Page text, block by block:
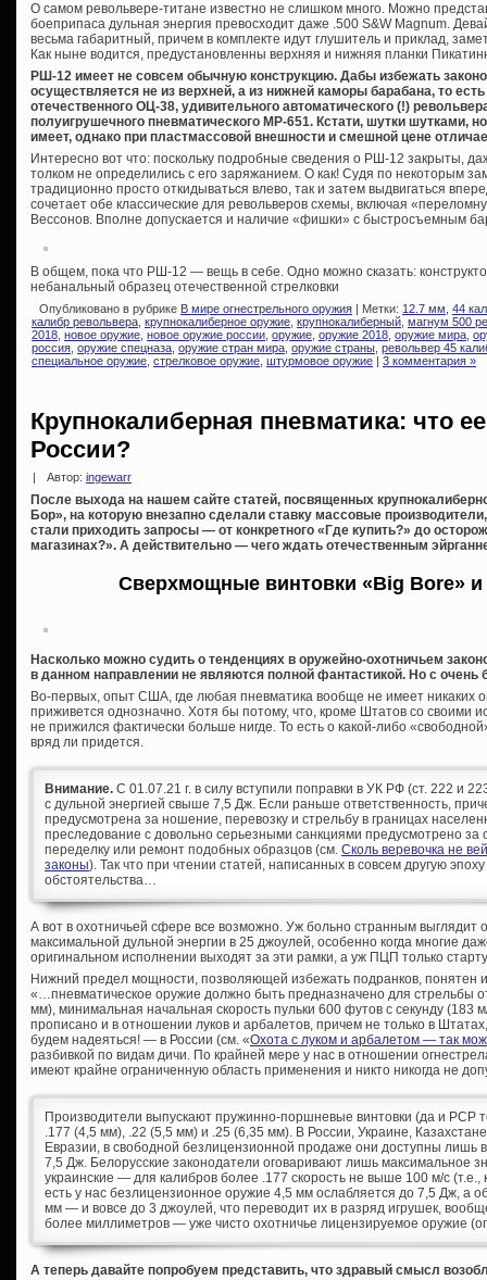
О самом револьвере-титане известно не слишком много. Можно
боеприпаса дульная энергия превосходит даже .500 S&W Magnum.
весьма габаритный, причем в комплекте идут глушитель и приклад,
Как ныне водится, предустановленны верхняя и нижняя планки
РШ-12 имеет не совсем обычную конструкцию. Дабы избежать
осуществляется не из верхней, а из нижней каморы барабана, то
отечественного ОЦ-38, удивительного автоматического (!)
полуигрушечного пневматического МР-651. Кстати, шутки шутками,
имеет, однако при пластмассовой внешности и смешной цене
Интересно вот что: поскольку подробные сведения о РШ-12 закрыты,
толком не определились с его заряжанием. О как! Судя по некоторым
традиционно просто откидываться влево, так и затем выдвигаться
сочетает обе классические для револьверов схемы, включая
Вессонов. Вполне допускается и наличие «фишки» с быстросъемным
В общем, пока что РШ-12 — вещь в себе. Одно можно сказать:
небанальный образец отечественной стрелковки
Опубликовано в рубрике В мире огнестрельного оружия | Метки: 12.7 мм 44
калибр револьвера крупнокалиберное оружие крупнокалиберный магнум 500
2018 новое оружие новое оружие россии оружие оружие 2018 оружие мира
россия оружие спецназа оружие стран мира оружие страны револьвер 45
специальное оружие стрелковое оружие штурмовое оружие 3 комментария »
Крупнокалиберная пневматика: что
России?
| Автор: ingewarr
После выхода на нашем сайте статей, посвященных
Бор», на которую внезапно сделали ставку массовые
стали приходить запросы — от конкретного «Где купить?» до
магазинах?». А действительно — чего ждать отечественным
Сверхмощные винтовки «Big Bore» и
Насколько можно судить о тенденциях в оружейно-охотничьем
в данном направлении не являются полной фантастикой. Но с очень
Во-первых, опыт США, где любая пневматика вообще не имеет никаких
приживется однозначно. Хотя бы потому, что, кроме Штатов со своими
не прижился фактически больше нигде. То есть о какой-либо
вряд ли придется.
Внимание. С 01.07.21 г. в силу вступили поправки в УК РФ (ст. 222 и
с дульной энергией свыше 7,5 Дж. Если раньше ответственность,
предусмотрена за ношение, перевозку и стрельбу в границах
преследование с довольно серьезными санкциями предусмотрено за
переделку или ремонт подобных образцов (см. Сколь веревочка не
законы). Так что при чтении статей, написанных в совсем другую
обстоятельства…
А вот в охотничьей сфере все возможно. Уж больно странным выглядит
максимальной дульной энергии в 25 джоулей, особенно когда многие
оригинальном исполнении выходят за эти рамки, а уж ПЦП только
Нижний предел мощности, позволяющей избежать подранков, понятен
«…пневматическое оружие должно быть предназначено для стрельбы
мм), минимальная начальная скорость пульки 600 футов с секунду (183
прописано и в отношении луков и арбалетов, причем не только в
будем надеяться! — в России (см. «Охота с луком и арбалетом — так
разбивкой по видам дичи. По крайней мере у нас в отношении
имеют крайне ограниченную область применения и никто никогда не
Производители выпускают пружинно-поршневые винтовки (да и PCP
.177 (4,5 мм), .22 (5,5 мм) и .25 (6,35 мм). В России, Украине,
Евразии, в свободной безлицензионной продаже они доступны лишь
7,5 Дж. Белорусские законодатели оговаривают лишь максимальное
украинские — для калибров более .177 скорость не выше 100 м/с (т.е.,
есть у нас безлицензионное оружие 4,5 мм ослабляется до 7,5 Дж, а
мм — и вовсе до 3 джоулей, что переводит их в разряд игрушек,
более миллиметров — уже чисто охотничье лицензируемое оружие
А теперь давайте попробуем представить, что здравый смысл